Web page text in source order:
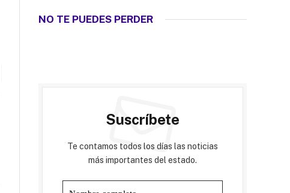
NO TE PUEDES PERDER
Suscríbete
Te contamos todos los días las noticias
más importantes del estado.